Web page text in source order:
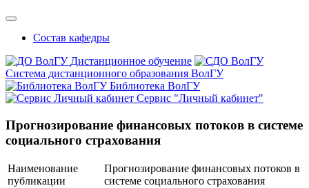
Состав кафедры
Дистанционное обучение
Система дистанционного образования ВолГУ
Библиотека ВолГУ
Сервис "Личный кабинет"
Прогнозирование финансовых потоков в системе
социального страхования
Наименование
публикации
Прогнозирование финансовых потоков в
системе социального страхования